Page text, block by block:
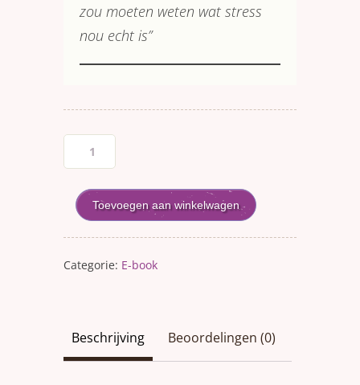
zou moeten weten wat stress
nou echt is”
Toevoegen aan winkelwagen
Categorie: E-book
Beschrijving Beoordelingen (0)